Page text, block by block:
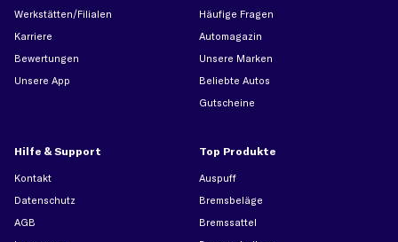
Werkstätten/Filialen
Karriere
Bewertungen
Unsere App
Häufige Fragen
Automagazin
Unsere Marken
Beliebte Autos
Gutscheine
Hilfe & Support
Kontakt
Datenschutz
AGB
Top Produkte
Auspuff
Bremsbeläge
Bremssattel